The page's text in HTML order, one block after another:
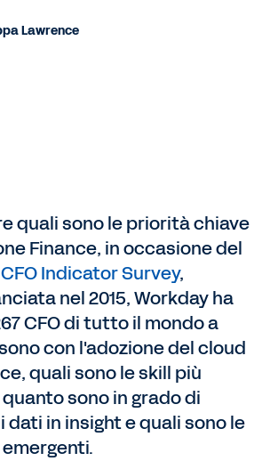
Lawrence
quali sono le priorità chiave
Finance, in occasione del
CFO Indicator Survey,
nel 2015, Workday ha
CFO di tutto il mondo a
con l'adozione del cloud
quali sono le skill più
sono in grado di
dati in insight e quali sono le